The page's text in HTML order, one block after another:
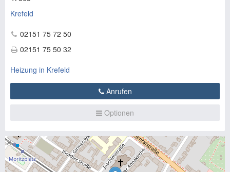
Krefeld
02151 75 72 50
02151 75 50 32
Heizung in Krefeld
Anrufen
Optionen